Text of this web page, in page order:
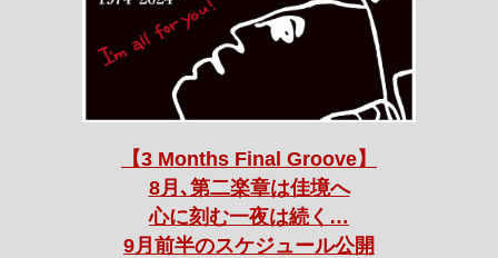
【3 Months Final Groove】
8月､第二楽章は佳境へ
心に刻む一夜は続く…
9月前半のスケジュール公開